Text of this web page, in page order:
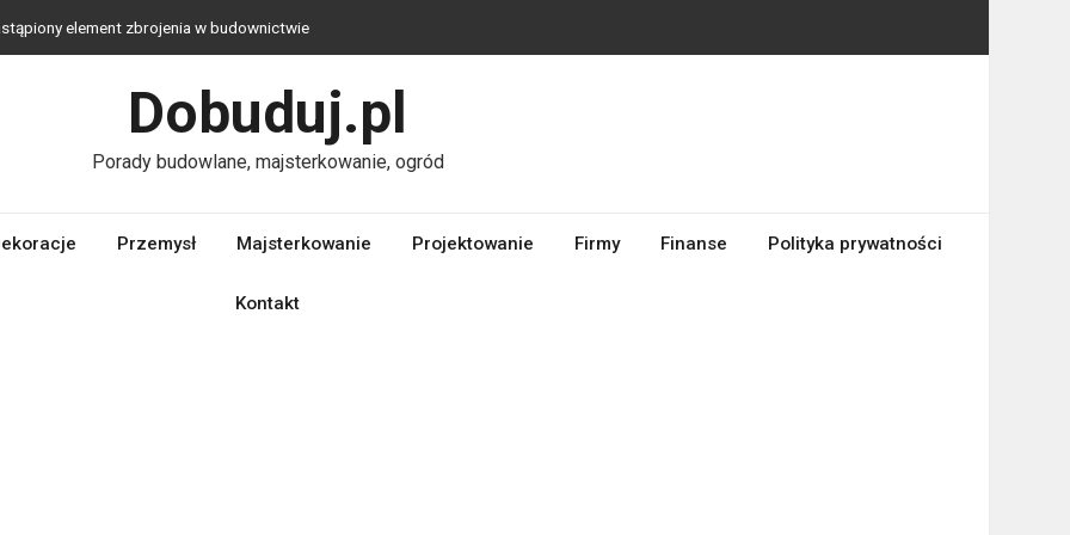
element zbrojenia w budownictwie
alternatywa dla tradycyjnych materiałów budowlanych
zabaw do ogrodu – stwórz przestrzeń bliską naturze, którą
Dobuduj.pl
Porady budowlane, majsterkowanie, ogród
Przemysł Majsterkowanie Projektowanie Firmy Finanse Polityka prywatności
Kontakt